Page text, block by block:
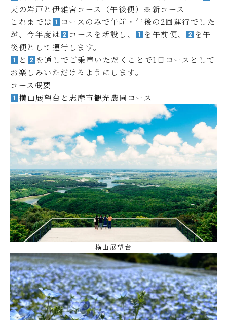
天の岩戸と伊雑宮コース（午後便）※新コース
これまでは
コースのみで午前・午後の2回運行でした
が、今年度は
コースを新設し、 を午前便、
を午
後便として運行します。
と
を通しでご乗車いただくことで1日コースとして
お楽しみいただけるようにします。
コース概要
横山展望台と志摩市観光農園コース
横山展望台